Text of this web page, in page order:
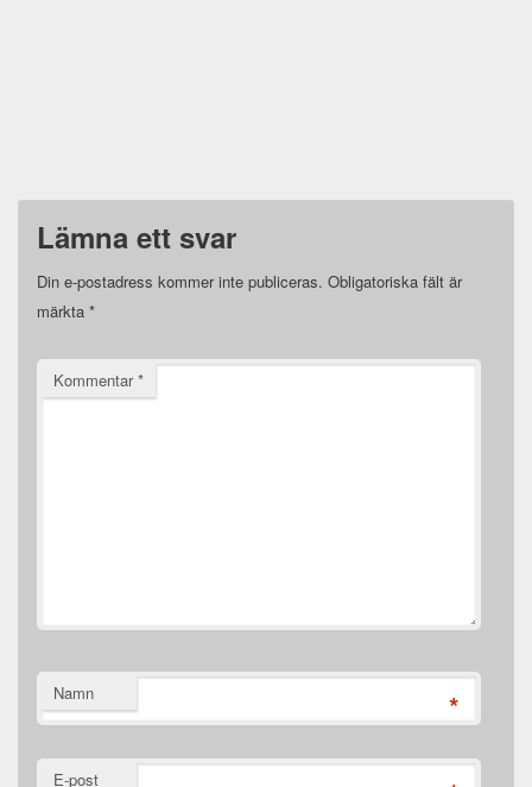
Lämna ett svar
Din e-postadress kommer inte publiceras. Obligatoriska fält är
märkta *
Kommentar*
Namn *
E-post